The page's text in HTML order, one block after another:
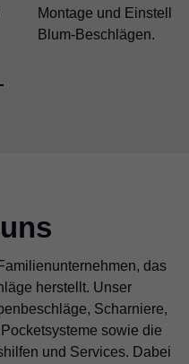
Montage und
Blum-Beschlägen.
das
herstellt. Unser
Scharniere,
sowie die
und Services. Dabei